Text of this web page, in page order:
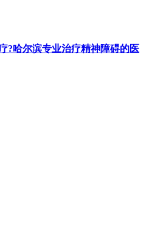
?哈尔滨专业治疗精神障碍的医